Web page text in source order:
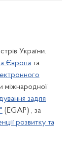
України.
Європа та
міжнародної
задля
(EGAP) , за
розвитку та